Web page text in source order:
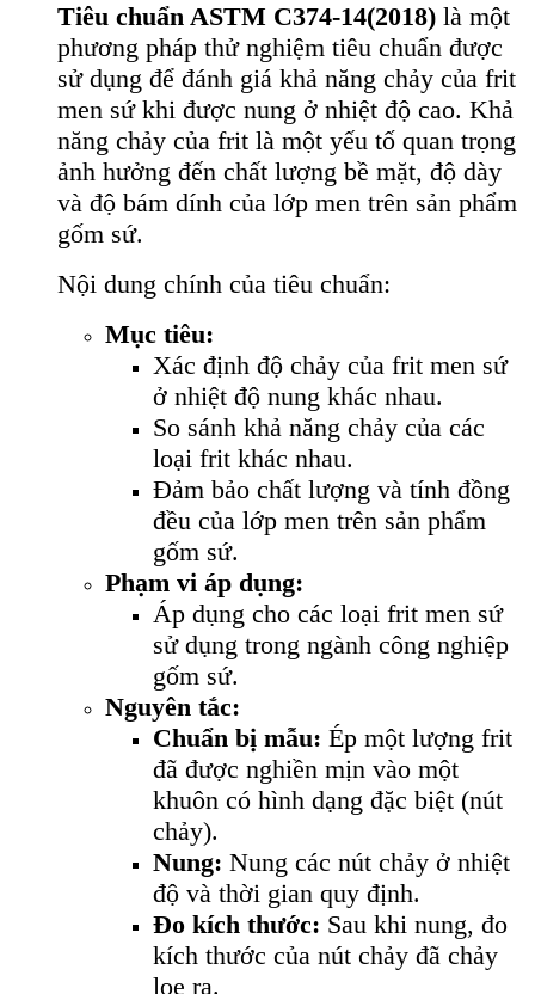
Tiêu chuẩn ASTM C374-14(2018) là một
phương pháp thử nghiệm tiêu chuẩn được
sử dụng để đánh giá khả năng chảy của frit
men sứ khi được nung ở nhiệt độ cao. Khả
năng chảy của frit là một yếu tố quan trọng
ảnh hưởng đến chất lượng bề mặt, độ dày
và độ bám dính của lớp men trên sản phẩm
gốm sứ.
Nội dung chính của tiêu chuẩn:
Mục tiêu:
Xác định độ chảy của frit men sứ
ở nhiệt độ nung khác nhau.
So sánh khả năng chảy của các
loại frit khác nhau.
Đảm bảo chất lượng và tính đồng
đều của lớp men trên sản phẩm
gốm sứ.
Phạm vi áp dụng:
Áp dụng cho các loại frit men sứ
sử dụng trong ngành công nghiệp
gốm sứ.
Nguyên tắc:
Chuẩn bị mẫu: Ép một lượng frit
đã được nghiền mịn vào một
khuôn có hình dạng đặc biệt (nút
chảy).
Nung: Nung các nút chảy ở nhiệt
độ và thời gian quy định.
Đo kích thước: Sau khi nung, đo
kích thước của nút chảy đã chảy
loe ra.